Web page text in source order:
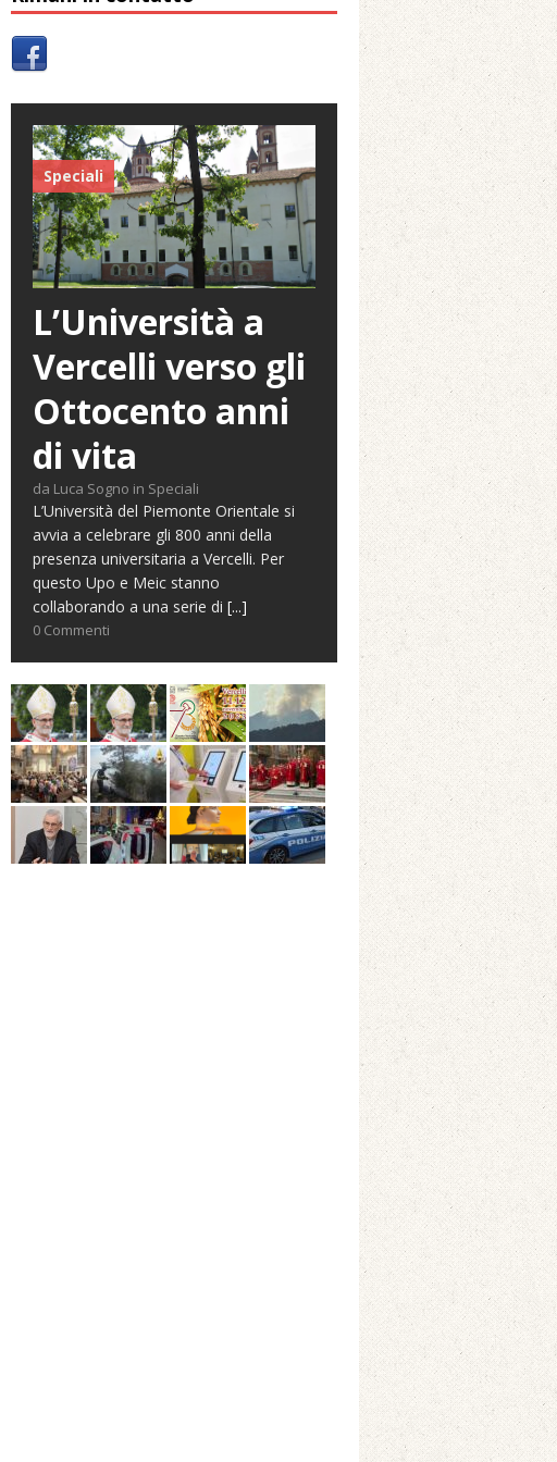
Speciali
L’Università a
Vercelli verso gli
Ottocento anni
di vita
da Luca Sogno in Speciali
L’Università del Piemonte Orientale si
avvia a celebrare gli 800 anni della
presenza universitaria a Vercelli. Per
questo Upo e Meic stanno
collaborando a una serie di [...]
0 Commenti